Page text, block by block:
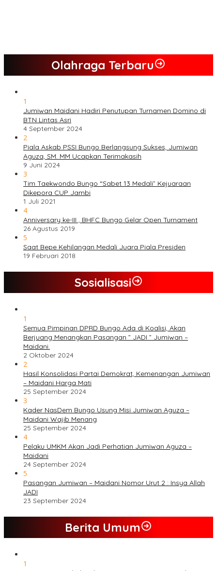
Olahraga Terbaru
1
Jumiwan Maidani Hadiri Penutupan Turnamen Domino di
BTN Lintas Asri
4 September 2024
2
Piala Askab PSSI Bungo Berlangsung Sukses, Jumiwan
Aguza, SM. MM Ucapkan Terimakasih
9 Juni 2024
3
Tim Taekwondo Bungo “Sabet 13 Medali” Kejuaraan
Dikepora CUP Jambi
1 Juli 2021
4
Anniversary ke-III , BHFC Bungo Gelar Open Turnament
26 Agustus 2019
5
Saat Bepe Kehilangan Medali Juara Piala Presiden
19 Februari 2018
Sosialisasi
1
Semua Pimpinan DPRD Bungo Ada di Koalisi, Akan
Berjuang Menangkan Pasangan ” JADI ” Jumiwan –
Maidani.
2 Oktober 2024
2
Hasil Konsolidasi Partai Demokrat, Kemenangan Jumiwan
– Maidani Harga Mati
25 September 2024
3
Kader NasDem Bungo Usung Misi Jumiwan Aguza –
Maidani Wajib Menang
25 September 2024
4
Pelaku UMKM Akan Jadi Perhatian Jumiwan Aguza –
Maidani
24 September 2024
5
Pasangan Jumiwan – Maidani Nomor Urut 2 : Insya Allah
JADI
23 September 2024
Berita Umum
1